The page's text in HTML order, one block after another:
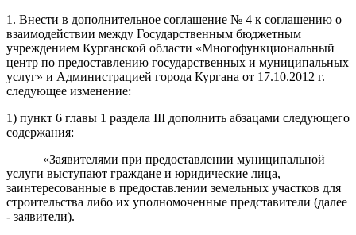
1. Внести в дополнительное соглашение № 4 к соглашению о
взаимодействии между Государственным бюджетным
учреждением Курганской области «Многофункциональный
центр по предоставлению государственных и муниципальных
услуг» и Администрацией города Кургана от 17.10.2012 г.
следующее изменение:
1) пункт 6 главы 1 раздела III дополнить абзацами следующего
содержания:
«Заявителями при предоставлении муниципальной
услуги выступают граждане и юридические лица,
заинтересованные в предоставлении земельных участков для
строительства либо их уполномоченные представители (далее
- заявители).